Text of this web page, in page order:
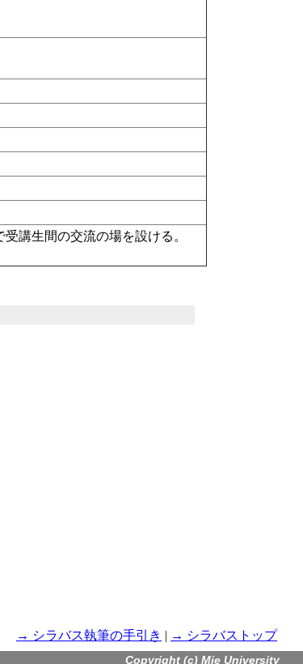
講生間の交流の場を設ける。
→ シラバス執筆の手引き | → シラバストップ
Copyright (c) Mie University